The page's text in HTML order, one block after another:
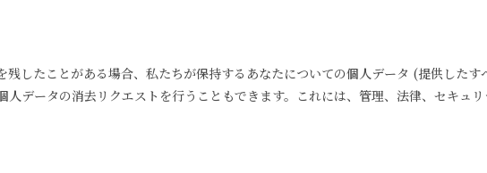
したことがある場合、私たちが保持するあなたについての個人データ (提供した
データの消去リクエストを行うこともできます。これには、管理、法律、セキュ